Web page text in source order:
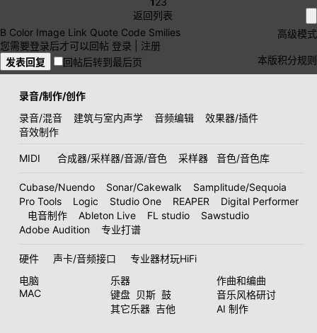
返回列表
高级模式
B Color Image Link Quote Code Smilies
您需要登录后才可以回帖 登录
注册
本版积分规则
发表回复 回帖后转到最后页
录音/制作/创作
录音/混音
建筑与室内声学 音频编辑
效果器/插件
音效制作
MIDI 合成器/采样器/音源/音色 采样器 音色/音色库
Cubase/Nuendo Sonar/Cakewalk
Samplitude/Sequoia
Pro Tools
Logic Studio One REAPER
Digital Performer
电音制作
Ableton Live FL studio
Sawstudio
Adobe Audition
专业打谱
硬件 声卡/音频接口
专业器材玩HiFi
电脑
MAC
乐器
键盘 贝斯 鼓
其它乐器 吉他
作曲和编曲
音乐风格研讨
AI 制作